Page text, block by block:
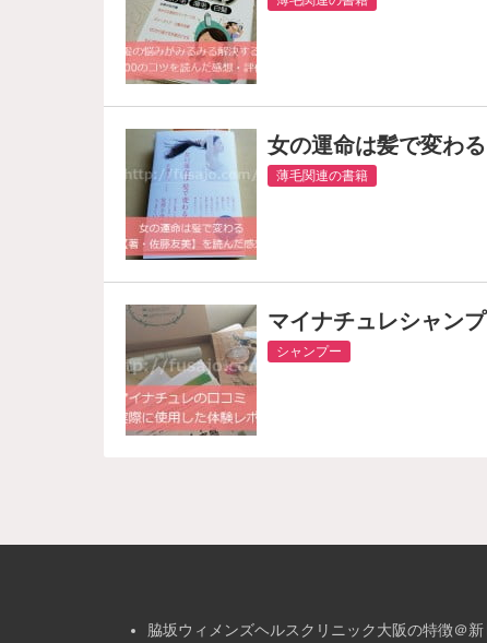
女の運命は髪で変わ
薄毛関連の書籍
マイナチュレシャン
シャンプー
脇坂ウィメンズヘルスクリニック大阪の特徴＠